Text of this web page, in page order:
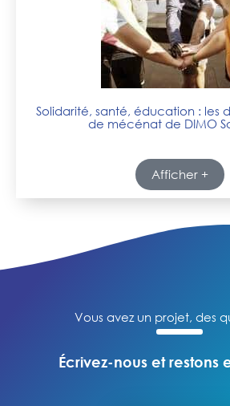
Solidarité, santé, éducation : les
de mécénat de DIMO
Afficher +
Vous avez un projet, des
Écrivez-nous et restons